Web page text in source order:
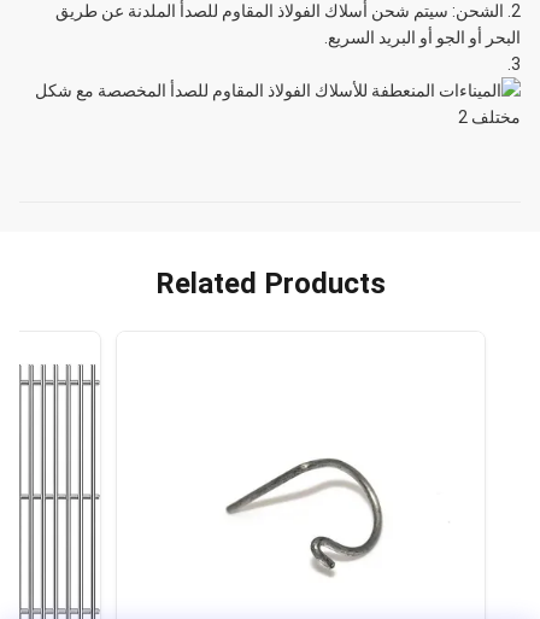
الشحن: سيتم شحن أسلاك الفولاذ المقاوم للصدأ الملدنة عن طريق
البحر أو الجو أو البريد السريع.
Related Products